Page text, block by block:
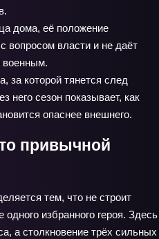
дома, её положение
вопросом власти и не даёт
военным.
которой тянется след
него сезон показывает, как
опаснее внешнего.
привычной
тем, что не строит
избранного героя. Здесь
а столкновение трёх сильных